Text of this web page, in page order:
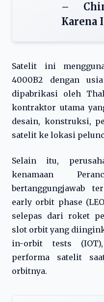
–
Karena
Satelit ini
4000B2 dengan
dipabrikasi oleh
kontraktor utama
desain, konstruksi,
satelit ke lokasi
Selain itu,
kenamaan
bertanggungjawab
early orbit phase
selepas dari roket
slot orbit yang
in-orbit tests
performa satelit
orbitnya.